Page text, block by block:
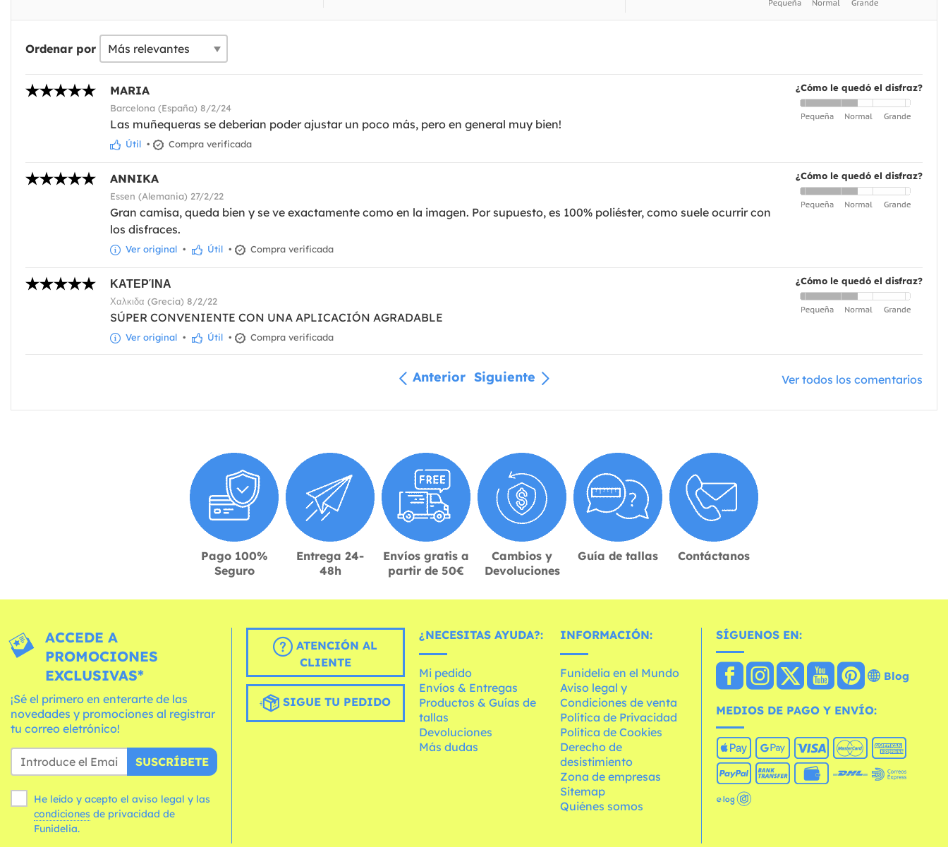
Ordenar por
¿Cómo le quedó el disfraz?
MARIA
Barcelona (España) 8/2/24
Las muñequeras se deberian poder ajustar un poco más, pero en general muy bien!
Útil • Compra verificada
¿Cómo le quedó el disfraz?
ANNIKA
Essen (Alemania) 27/2/22
Gran camisa, queda bien y se ve exactamente como en la imagen. Por supuesto, es 100% poliéster, como suele ocurrir con
los disfraces.
Ver original • Útil • Compra verificada
¿Cómo le quedó el disfraz?
ΚΑΤΕΡΊΝΑ
Χαλκιδα (Grecia) 8/2/22
SÚPER CONVENIENTE CON UNA APLICACIÓN AGRADABLE
Ver original • Útil • Compra verificada
Anterior Siguiente Ver todos los comentarios
Pago 100%
Seguro
Entrega 24-
48h
Envíos gratis a
partir de 50€
Cambios y
Devoluciones
Guía de tallas Contáctanos
ACCEDE A
PROMOCIONES
EXCLUSIVAS*
¡Sé el primero en enterarte de las
novedades y promociones al registrar
tu correo eletrónico!
SUSCRÍBETE
He leído y acepto el aviso legal y las
condiciones
Funidelia.
ATENCIÓN AL
CLIENTE
SIGUE TU PEDIDO
¿NECESITAS AYUDA?:
Mi pedido
Envíos & Entregas
Productos & Guías de
tallas
Devoluciones
Más dudas
INFORMACIÓN:
Funidelia en el Mundo
Aviso legal y
Condiciones de venta
Política de Privacidad
Política de Cookies
Derecho de
desistimiento
Zona de empresas
Sitemap
Quiénes somos
SÍGUENOS EN:
Blog
MEDIOS DE PAGO Y ENVÍO: